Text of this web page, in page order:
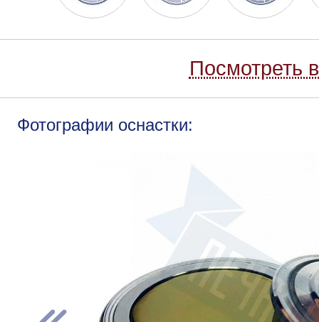
Посмотреть
Фотографии оснастки: